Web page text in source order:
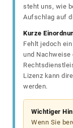
steht uns, wie
Aufschlag auf
Kurze
Fehlt jedoch
und Nachweise
Lizenz kann
werden.
Wichtiger
Wenn Sie